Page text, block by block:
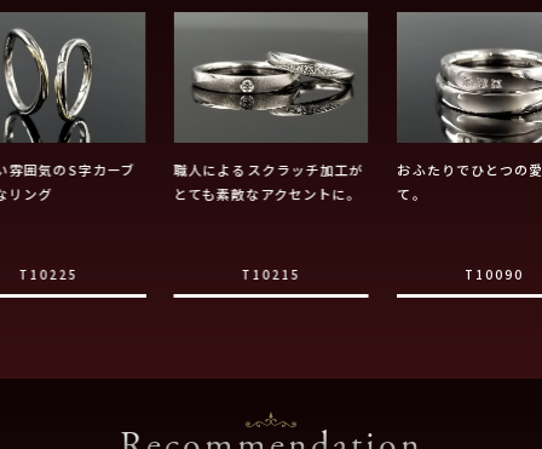
雰囲気のS字カーブ
リング
T10225
職人によるスクラッチ加工が
とても素敵なアクセントに。
T10215
おふたりでひとつの
て。
T10090